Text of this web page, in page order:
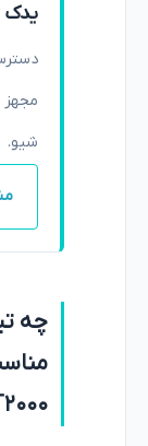
Line)
یدک
شیو.
چه